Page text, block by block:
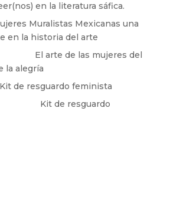
en la literatura sáfica.
Muralistas Mexicanas una
en la historia del arte
El arte de las mujeres del
la alegría
Kit de resguardo feminista
Kit de resguardo